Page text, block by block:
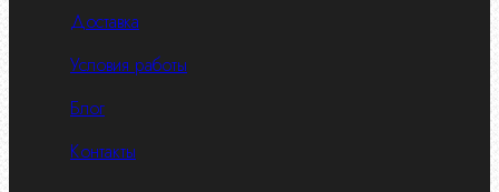
Доставка
Условия работы
Блог
Контакты